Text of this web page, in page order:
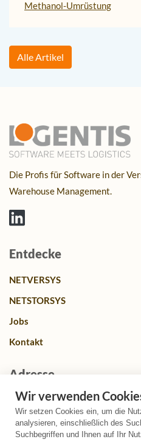
Wir verwenden
Wir setzen Cookies ein, um die
analysieren, einschließlich des
Suchbegriffen und Ihnen auf Ihr
Methanol-Umrüstung
Alle Artikel
Die Profis für Software in der
Warehouse Management.
Entdecke
NETVERSYS
NETSTORSYS
Jobs
Kontakt
Adresse
Franz-Lenz Str. 4, 49084
+49 (0)541 580587 0
info@logentis.de